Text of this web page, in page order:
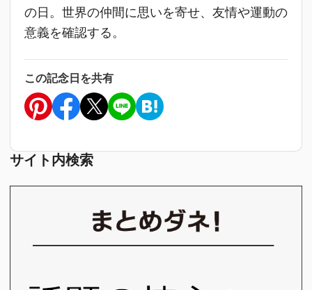
の日。世界の仲間に思いを寄せ、友情や運動の
意義を確認する。
この記念日を共有
サイト内検索